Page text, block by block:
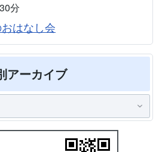
分
はなし会
アーカイブ